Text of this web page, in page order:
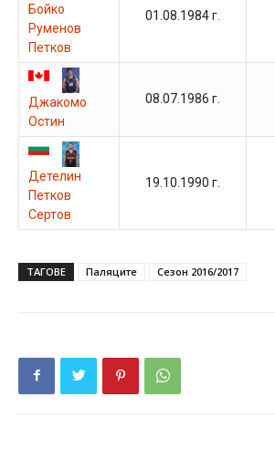
Бойко
Руменов
Петков
01.08.1984 г.
Джакомо
Остин
08.07.1986 г.
Детелин
Петков
Сертов
19.10.1990 г.
ТАГОВЕ Паляците Сезон 2016/2017